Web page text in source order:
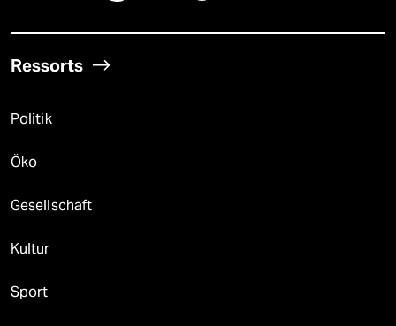
Ressorts
Politik
Öko
Gesellschaft
Kultur
Sport